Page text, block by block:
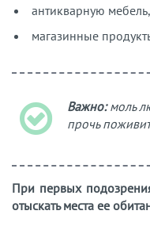
антикварную
магазинные
Важно:моль
прочь
При первых
отыскать места ее